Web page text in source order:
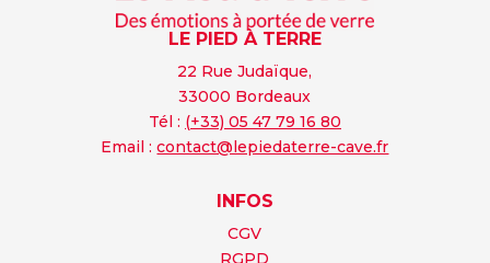
LE PIED À TERRE
22 Rue Judaïque,
33000 Bordeaux
Tél : (+33) 05 47 79 16 80
Email :contact@lepiedaterre-cave.fr
INFOS
CGV
RGPD